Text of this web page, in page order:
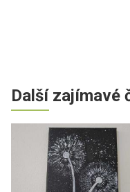
Další zajímavé